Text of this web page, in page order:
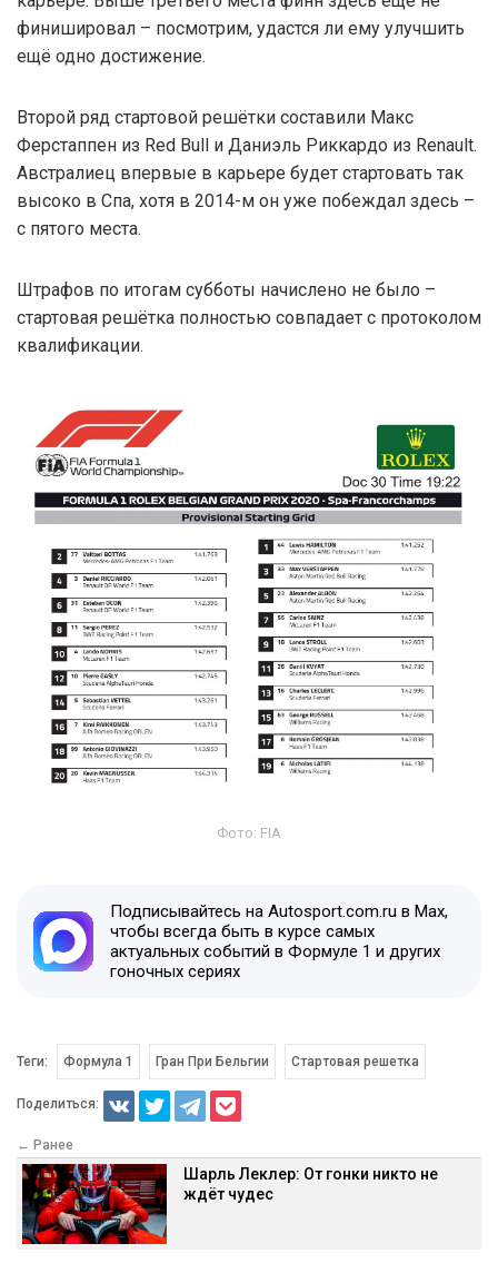
финишировал – посмотрим, удастся ли ему улучшить
ещё одно достижение.
Второй ряд стартовой решётки составили Макс
Ферстаппен из Red Bull и Даниэль Риккардо из Renault.
Австралиец впервые в карьере будет стартовать так
высоко в Спа, хотя в 2014-м он уже побеждал здесь –
с пятого места.
Штрафов по итогам субботы начислено не было –
стартовая решётка полностью совпадает с протоколом
квалификации.
Фото: FIA
Подписывайтесь на Autosport.com.ru в Max,
чтобы всегда быть в курсе самых
актуальных событий в Формуле 1 и других
гоночных сериях
Теги: Формула 1 Гран При Бельгии Стартовая решетка
Поделиться:
← Ранее
Шарль Леклер: От гонки никто не
ждёт чудес